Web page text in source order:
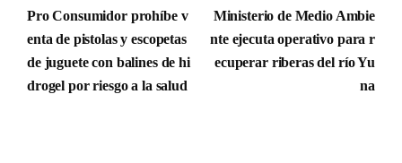
Pro Consumidor prohíbe v
enta de pistolas y escopetas
de juguete con balines de hi
drogel por riesgo a la salud
Ministerio de Medio Ambie
nte ejecuta operativo para r
ecuperar riberas del río Yu
na